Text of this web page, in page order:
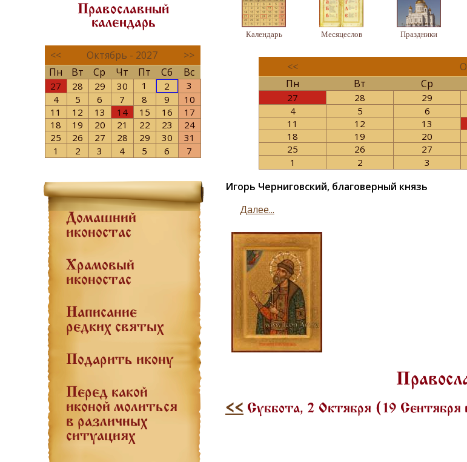
Православный
календарь
<< Октябрь - 2027
>>
Пн
Вт Ср Чт Пт Сб Вс
27 28 29 30 1 2
3
4
5 6 7 8 9
10
11
12 13 14 15 16
17
18
19 20 21 22 23
24
25
26 27 28 29 30
31
1
2 3 4 5 6 7
Домашний
иконостас
Храмовый
иконостас
Написание
редких святых
Подарить икону
Перед какой
иконой молиться
в различных
ситуациях
Календарь Месяцеслов Праздники
<<
Пн
Вт Ср
27 28 29
4
5 6
11
12 13
18
19 20
25
26 27
1
2 3
Игорь Черниговский, благоверный князь
Далее...
<< Суббота, 2 Октября (19 Сентября